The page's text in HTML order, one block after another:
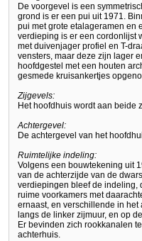
De voorgevel is een
grond is er een pui uit 1971.
pui met grote etalageramen en
verdieping is er een cordonlijst
met duivenjager profiel en T-
vensters, maar deze zijn lager
hoofdgestel met een houten
gesmede kruisankertjes
Zijgevels:
Het hoofdhuis wordt aan beide
Achtergevel:
De achtergevel van het
Ruimtelijke indeling:
Volgens een bouwtekening uit
van de achterzijde van de
verdiepingen bleef de indeling,
ruime voorkamers met
ernaast, en verschillende in
langs de linker zijmuur, en op
Er bevinden zich rookkanalen
achterhuis.